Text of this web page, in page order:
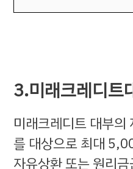
3.미래크레디트
미래크레디트 대부의
를 대상으로 최대
자유상환 또는 원리